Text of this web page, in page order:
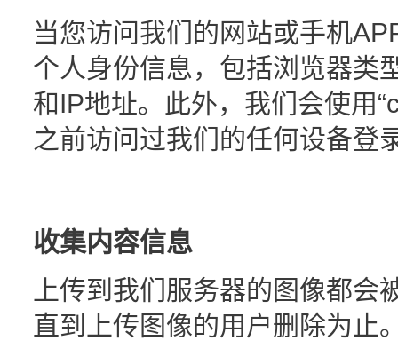
当您访问我们的网站或手机
个人身份信息，包括浏览器类
和IP地址。此外，我们会使用
之前访问过我们的任何设备登
收集内容信息
上传到我们服务器的图像都会
直到上传图像的用户删除为止